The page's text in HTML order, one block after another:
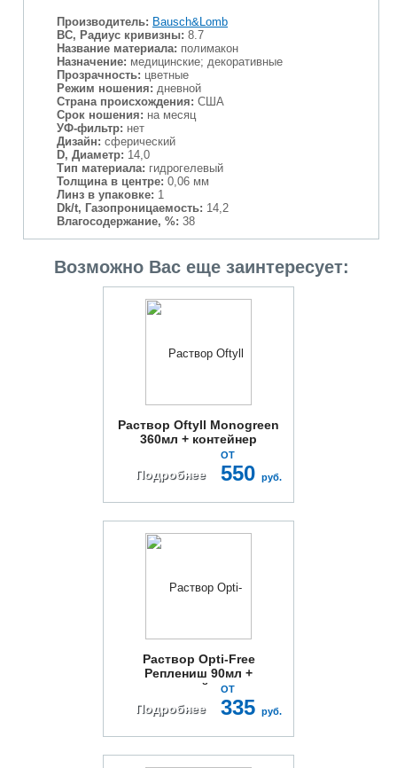
Производитель: Bausch&Lomb
BC, Радиус кривизны: 8.7
Название материала: полимакон
Назначение: медицинские; декоративные
Прозрачность: цветные
Режим ношения: дневной
Страна происхождения: США
Срок ношения: на месяц
УФ-фильтр: нет
Дизайн: сферический
D, Диаметр: 14,0
Тип материала: гидрогелевый
Толщина в центре: 0,06 мм
Линз в упаковке: 1
Dk/t, Газопроницаемость: 14,2
Влагосодержание, %: 38
Возможно Вас еще заинтересует:
Раствор Oftyll Monogreen
360мл + контейнер
Подробнее
ОТ
550 руб.
Раствор Opti-Free
Реплениш 90мл +
контейнер
Подробнее
ОТ
335 руб.